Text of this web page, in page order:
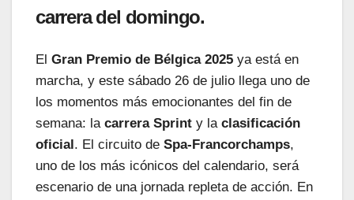
carrera del domingo.
El Gran Premio de Bélgica 2025 ya está en
marcha, y este sábado 26 de julio llega uno de
los momentos más emocionantes del fin de
semana: la carrera Sprint y la clasificación
oficial. El circuito de Spa-Francorchamps,
uno de los más icónicos del calendario, será
escenario de una jornada repleta de acción. En